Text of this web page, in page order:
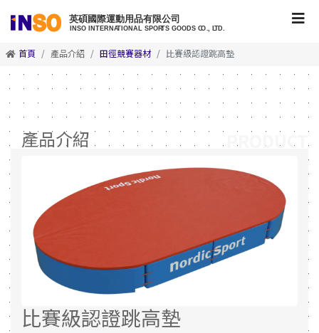
首頁 產品介紹 田徑競賽器材 比賽級認證跳高墊
產品介紹
比賽級認證跳高墊
PRODUCT